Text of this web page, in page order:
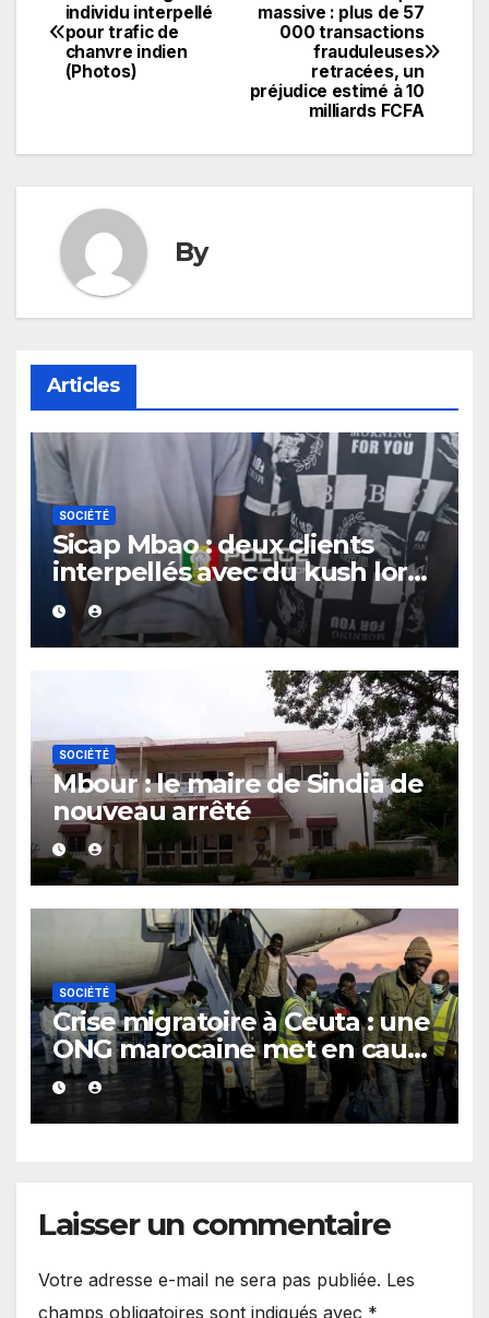
de
l’article
massive : plus de 57
000 transactions
frauduleuses
retracées, un
préjudice estimé à 10
milliards FCFA
individu interpellé
pour trafic de
chanvre indien
(Photos)
By
Articles
SOCIÉTÉ
Sicap Mbao : deux clients
interpellés avec du kush lors
d’un contrôle de police dans
un bar
SOCIÉTÉ
Mbour : le maire de Sindia de
nouveau arrêté
SOCIÉTÉ
Crise migratoire à Ceuta : une
ONG marocaine met en cause
les responsabilités de Rabat
et de Madrid
Laisser un commentaire
Votre adresse e-mail ne sera pas publiée. Les
champs obligatoires sont indiqués avec *